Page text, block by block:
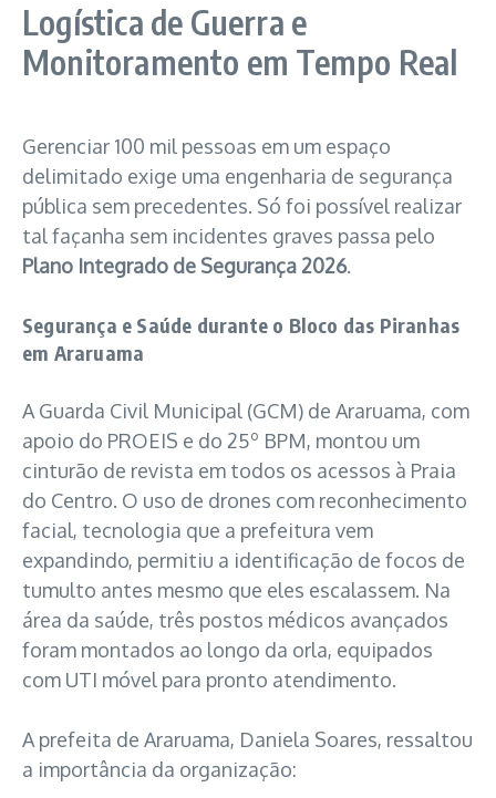
Logística de Guerra e
Monitoramento em Tempo Real
Gerenciar 100 mil pessoas em um espaço
delimitado exige uma engenharia de segurança
pública sem precedentes. Só foi possível realizar
tal façanha sem incidentes graves passa pelo
Plano Integrado de Segurança 2026.
Segurança e Saúde durante o Bloco das Piranhas
em Araruama
A Guarda Civil Municipal (GCM) de Araruama, com
apoio do PROEIS e do 25º BPM, montou um
cinturão de revista em todos os acessos à Praia
do Centro. O uso de drones com reconhecimento
facial, tecnologia que a prefeitura vem
expandindo, permitiu a identificação de focos de
tumulto antes mesmo que eles escalassem. Na
área da saúde, três postos médicos avançados
foram montados ao longo da orla, equipados
com UTI móvel para pronto atendimento.
A prefeita de Araruama, Daniela Soares, ressaltou
a importância da organização: